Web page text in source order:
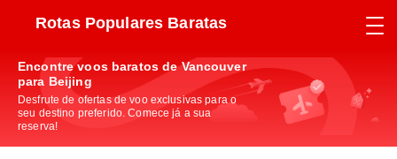
Rotas Populares Baratas
Encontre voos baratos de Vancouver
para Beijing
Desfrute de ofertas de voo exclusivas para o
seu destino preferido. Comece já a sua
reserva!